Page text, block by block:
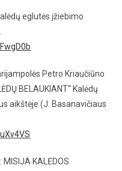
eglutės įžiebimo
Petro Kriaučiūno
BELAUKIANT“ Kalėdų
aikštėje (J. Basanavičiaus
MISIJA KALĖDOS